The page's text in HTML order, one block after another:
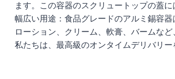
ます。この容器のスクリュートップの蓋
幅広い用途：食品グレードのアルミ錫容
ローション、クリーム、軟膏、バームな
私たちは、最高級のオンタイムデリバリ